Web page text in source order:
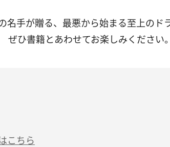
名手が贈る、最悪から始まる至上のド
ひ書籍とあわせてお楽しみください。
こちら